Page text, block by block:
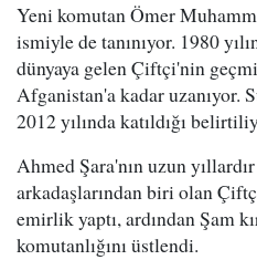
Yeni komutan Ömer
ismiyle de tanınıyor. 1980
dünyaya gelen Çiftçi'nin
Afganistan'a kadar uzanıyor.
2012 yılında katıldığı
Ahmed Şara'nın uzun
arkadaşlarından biri olan
emirlik yaptı, ardından Şam
komutanlığını üstlendi.